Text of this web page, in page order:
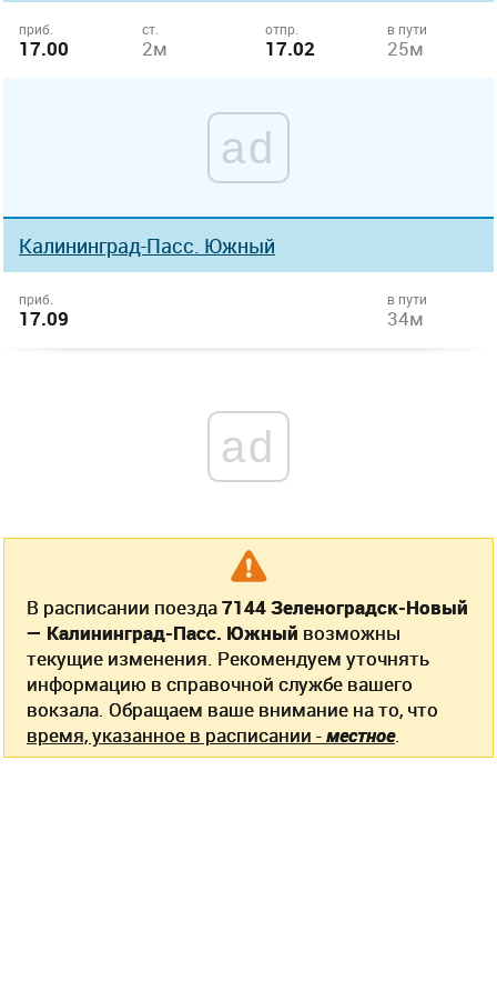
приб.
17.00
ст.
2м
отпр.
17.02
в пути
25м
ad
Калининград-Пасс. Южный
приб.
17.09
в пути
34м
ad
В расписании поезда7144 Зеленоградск-Новый
— Калининград-Пасс. Южный возможны
текущие изменения. Рекомендуем уточнять
информацию в справочной службе вашего
вокзала. Обращаем ваше внимание на то, что
время, указанное в расписании -местное.